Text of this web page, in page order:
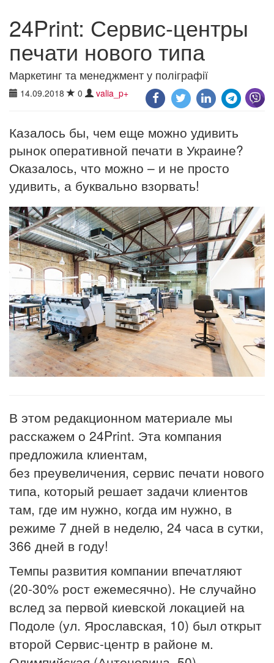
24Print: Сервис-центры
печати нового типа
Маркетинг та менеджмент у поліграфії
14.09.2018 0 valia_p+
Казалось бы, чем еще можно удивить
рынок оперативной печати в Украине?
Оказалось, что можно – и не просто
удивить, а буквально взорвать!
В этом редакционном материале мы
расскажем о 24Print. Эта компания
предложила клиентам,
без преувеличения, сервис печати нового
типа, который решает задачи клиентов
там, где им нужно, когда им нужно, в
режиме 7 дней в неделю, 24 часа в сутки,
366 дней в году!
Темпы развития компании впечатляют
(20-30% рост ежемесячно). Не случайно
вслед за первой киевской локацией на
Подоле (ул. Ярославская, 10) был открыт
второй Сервис-центр в районе м.